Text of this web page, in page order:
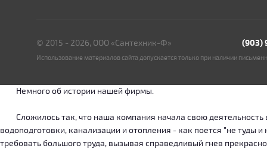
© 2015 - 2026, ООО «Сантехник-Ф» (903)
Использование материалов сайта допускается только при наличии
Немного об истории нашей фирмы.
Сложилось так, что наша компания начала свою деятельность
водоподготовки, канализации и отопления - как поется "не
требовать большого труда, вызывая справедливый гнев